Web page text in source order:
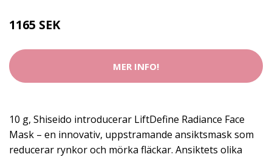
1165 SEK
MER INFO!
10 g, Shiseido introducerar LiftDefine Radiance Face
Mask – en innovativ, uppstramande ansiktsmask som
reducerar rynkor och mörka fläckar. Ansiktets olika